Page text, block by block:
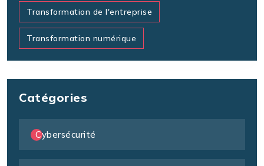
Transformation de l'entreprise
Transformation numérique
Catégories
Cybersécurité